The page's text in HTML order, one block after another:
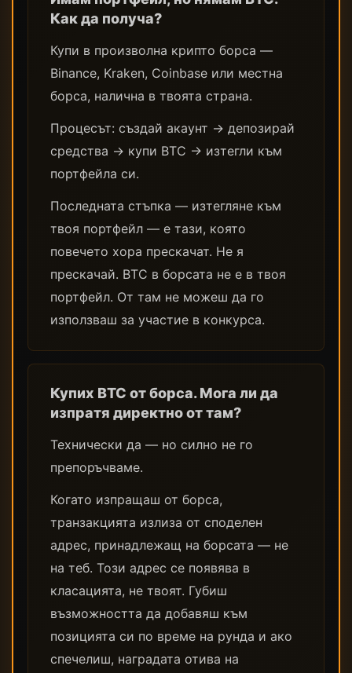
Как да получа?
Купи в произволна крипто борса —
Binance, Kraken, Coinbase или местна
борса, налична в твоята страна.
Процесът: създай акаунт → депозирай
средства → купи BTC → изтегли към
портфейла си.
Последната стъпка — изтегляне към
твоя портфейл — е тази, която
повечето хора прескачат. Не я
прескачай. BTC в борсата не е в твоя
портфейл. От там не можеш да го
използваш за участие в конкурса.
Купих BTC от борса. Мога ли да
изпратя директно от там?
Технически да — но силно не го
препоръчваме.
Когато изпращаш от борса,
транзакцията излиза от споделен
адрес, принадлежащ на борсата — не
на теб. Този адрес се появява в
класацията, не твоят. Губиш
възможността да добавяш към
позицията си по време на рунда и ако
спечелиш, наградата отива на